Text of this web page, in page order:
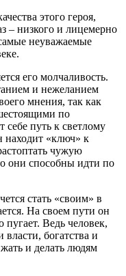
этого героя,
– низкого и лицемерно
неуважаемые
его молчаливость.
и нежеланием
мнения, так как
по
себе путь к светлому
«ключ» к
чужую
они способны идти по
стать «своим» в
На своем пути он
Ведь человек,
богатства и
и делать людям